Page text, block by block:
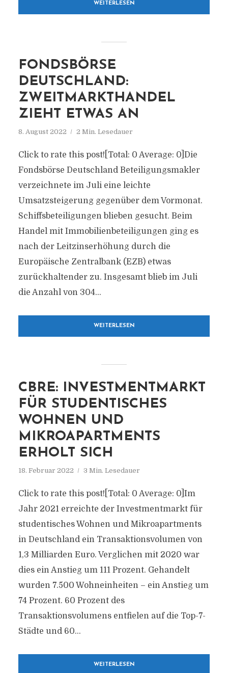
WEITERLESEN
FONDSBÖRSE
DEUTSCHLAND:
ZWEITMARKTHANDEL
ZIEHT ETWAS AN
8. August 2022 2 Min. Lesedauer
Click to rate this post![Total: 0 Average: 0]Die
Fondsbörse Deutschland Beteiligungsmakler
verzeichnete im Juli eine leichte
Umsatzsteigerung gegenüber dem Vormonat.
Schiffsbeteiligungen blieben gesucht. Beim
Handel mit Immobilienbeteiligungen ging es
nach der Leitzinserhöhung durch die
Europäische Zentralbank (EZB) etwas
zurückhaltender zu. Insgesamt blieb im Juli
die Anzahl von 304...
WEITERLESEN
CBRE: INVESTMENTMARKT
FÜR STUDENTISCHES
WOHNEN UND
MIKROAPARTMENTS
ERHOLT SICH
18. Februar 2022 3 Min. Lesedauer
Click to rate this post![Total: 0 Average: 0]Im
Jahr 2021 erreichte der Investmentmarkt für
studentisches Wohnen und Mikroapartments
in Deutschland ein Transaktionsvolumen von
1,3 Milliarden Euro. Verglichen mit 2020 war
dies ein Anstieg um 111 Prozent. Gehandelt
wurden 7.500 Wohneinheiten – ein Anstieg um
74 Prozent. 60 Prozent des
Transaktionsvolumens entfielen auf die Top-7-
Städte und 60...
WEITERLESEN